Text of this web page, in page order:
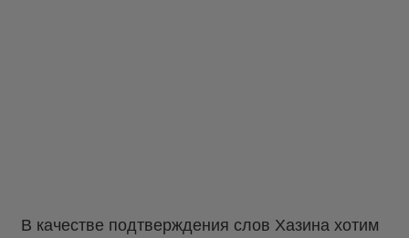
В качестве подтверждения слов Хазина хотим